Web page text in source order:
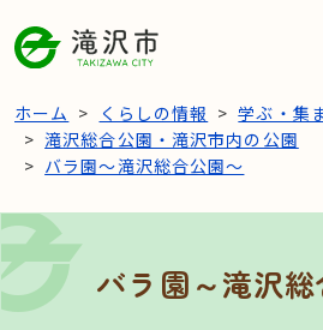
ホーム くらしの情報 学ぶ・集
滝沢総合公園・滝沢市内の公園
バラ園～滝沢総合公園～
バラ園～滝沢